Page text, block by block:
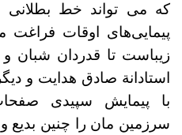
که می تواند خط بطلانی
پیمایی‌های اوقات فراغت
زیباست تا قدردان شبان
استادانة صادق هدایت و
با پیمایش سپیدی
سرزمین مان را چنین بدیع